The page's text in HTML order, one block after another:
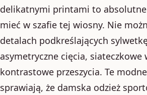
delikatnymi printami to
mieć w szafie tej wiosny. Nie
detalach podkreślających
asymetryczne cięcia, siateczkowe
kontrastowe przeszycia. Te
sprawiają, że damska odzież